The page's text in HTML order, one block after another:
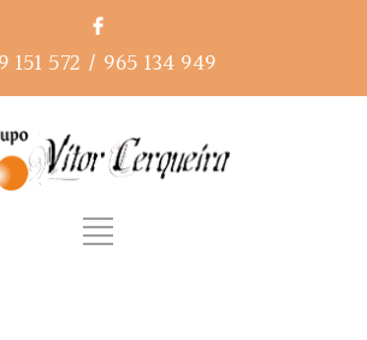
151 572 / 965 134 949